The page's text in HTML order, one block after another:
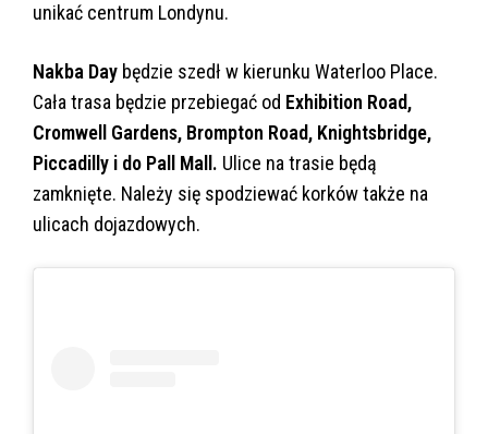
unikać centrum Londynu.
Nakba Day będzie szedł w kierunku Waterloo Place.
Cała trasa będzie przebiegać od Exhibition Road,
Cromwell Gardens, Brompton Road, Knightsbridge,
Piccadilly i do Pall Mall. Ulice na trasie będą
zamknięte. Należy się spodziewać korków także na
ulicach dojazdowych.